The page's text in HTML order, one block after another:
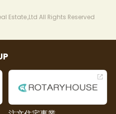
Estate.,Ltd All Rights Reserved